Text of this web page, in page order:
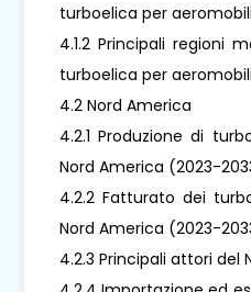
turboelica per
4.1.2 Principali regioni
turboelica per
4.2 Nord America
4.2.1 Produzione di
Nord America (2023-
4.2.2 Fatturato dei
Nord America (2023-
4.2.3 Principali attori del